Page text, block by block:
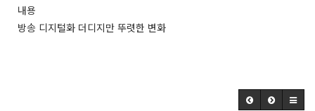
내용
방송 디지털화 더디지만 뚜렷한 변화